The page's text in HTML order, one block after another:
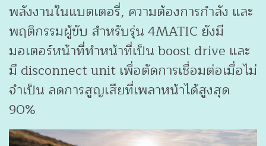
พลังงานในแบตเตอรี่, ความต้องการกำลัง และ
พฤติกรรมผู้ขับ สำหรับรุ่น 4MATIC ยังมี
มอเตอร์หน้าที่ทำหน้าที่เป็น boost drive และ
มี disconnect unit เพื่อตัดการเชื่อมต่อเมื่อไม่
จำเป็น ลดการสูญเสียที่เพลาหน้าได้สูงสุด
90%